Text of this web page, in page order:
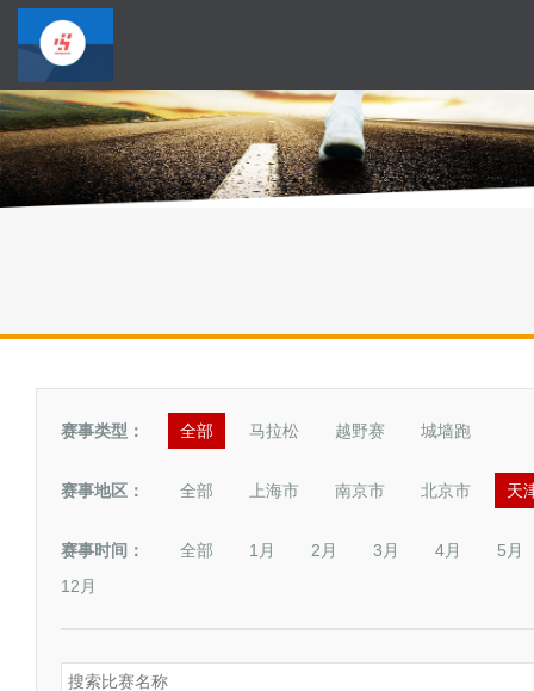
赛事类型： 全部 马拉松 越野赛 城墙跑
赛事地区： 全部 上海市 南京市 北京市 天
赛事时间： 全部 1月 2月 3月 4月
5月
12月